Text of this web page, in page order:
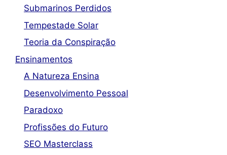
Submarinos Perdidos
Tempestade Solar
Teoria da Conspiração
Ensinamentos
A Natureza Ensina
Desenvolvimento Pessoal
Paradoxo
Profissões do Futuro
SEO Masterclass